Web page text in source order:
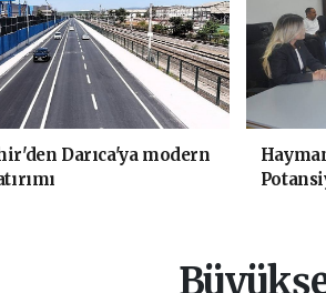
Darıca'ya modern